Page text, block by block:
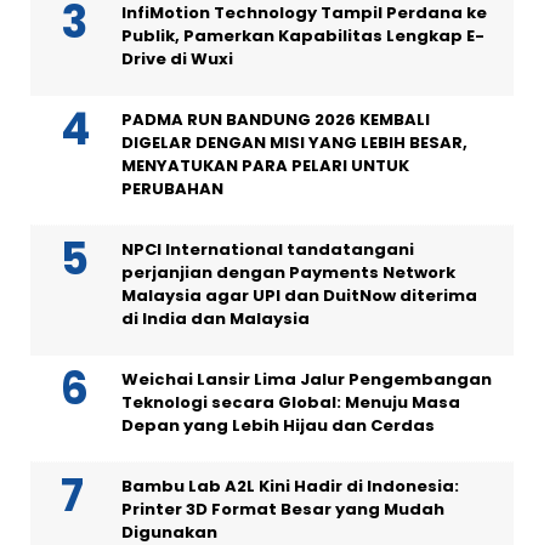
InfiMotion Technology Tampil Perdana ke
Publik, Pamerkan Kapabilitas Lengkap E-
Drive di Wuxi
PADMA RUN BANDUNG 2026 KEMBALI
DIGELAR DENGAN MISI YANG LEBIH BESAR,
MENYATUKAN PARA PELARI UNTUK
PERUBAHAN
NPCI International tandatangani
perjanjian dengan Payments Network
Malaysia agar UPI dan DuitNow diterima
di India dan Malaysia
Weichai Lansir Lima Jalur Pengembangan
Teknologi secara Global: Menuju Masa
Depan yang Lebih Hijau dan Cerdas
Bambu Lab A2L Kini Hadir di Indonesia:
Printer 3D Format Besar yang Mudah
Digunakan